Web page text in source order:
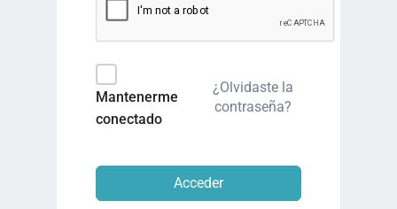
Mantenerme
conectado
¿Olvidaste la
contraseña?
Acceder